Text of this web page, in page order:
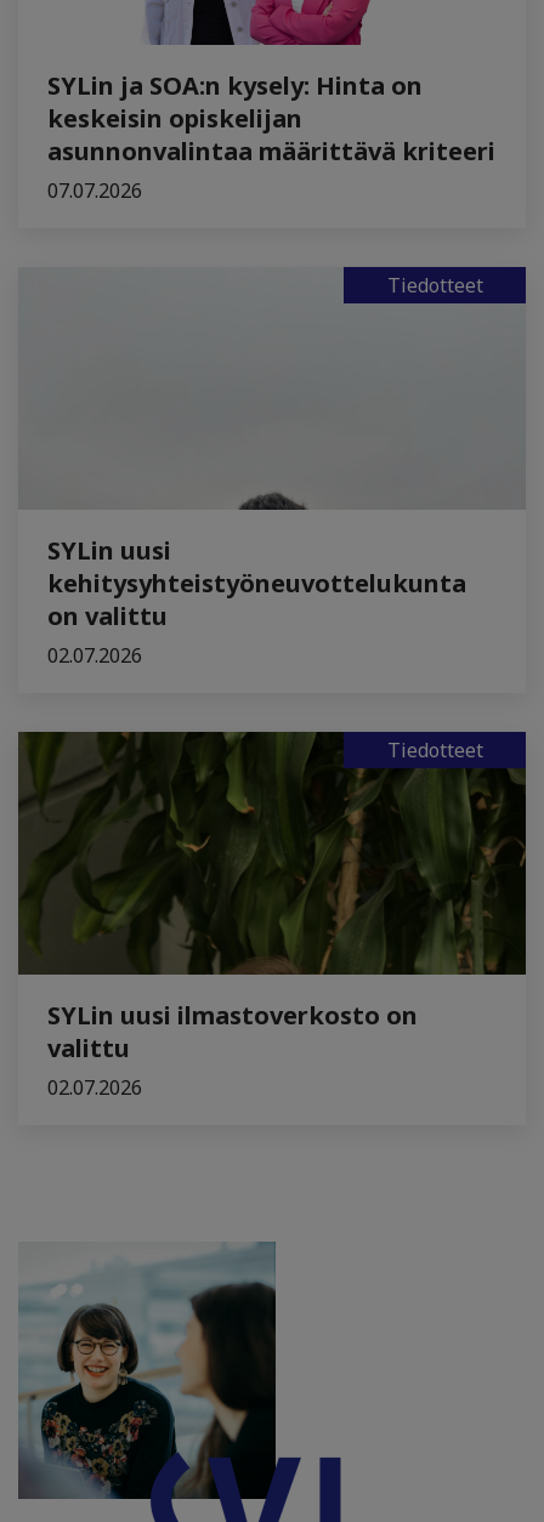
SYLin ja SOA:n kysely: Hinta on
keskeisin opiskelijan
asunnonvalintaa määrittävä kriteeri
07.07.2026
Tiedotteet
SYLin uusi
kehitysyhteistyöneuvottelukunta
on valittu
02.07.2026
Tiedotteet
SYLin uusi ilmastoverkosto on
valittu
02.07.2026